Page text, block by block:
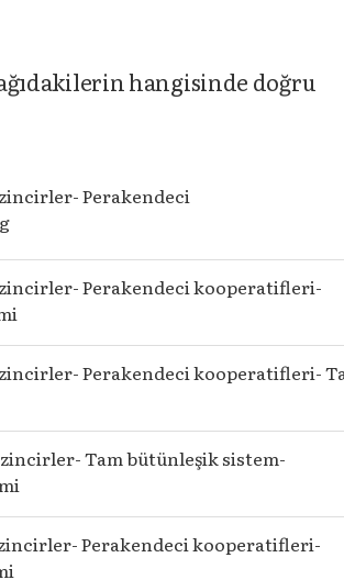
hangisinde doğru
Perakendeci
Perakendeci kooperatifleri-
Perakendeci kooperatifleri-
Tam bütünleşik sistem-
Perakendeci kooperatifleri-